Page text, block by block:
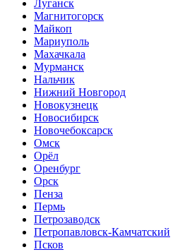
Луганск
Магнитогорск
Майкоп
Мариуполь
Махачкала
Мурманск
Нальчик
Нижний Новгород
Новокузнецк
Новосибирск
Новочебоксарск
Омск
Орёл
Оренбург
Орск
Пенза
Пермь
Петрозаводск
Петропавловск-Камчатский
Псков